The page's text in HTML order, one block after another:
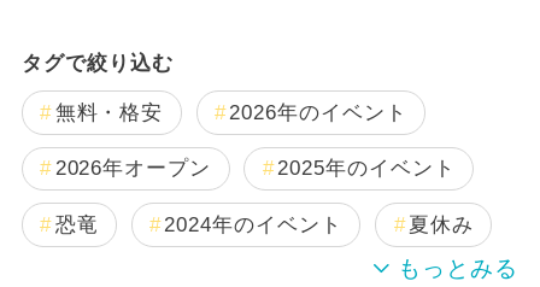
タグで絞り込む
無料・格安 2026年のイベント
2026年オープン 2025年のイベント
恐竜 2024年のイベント 夏休み